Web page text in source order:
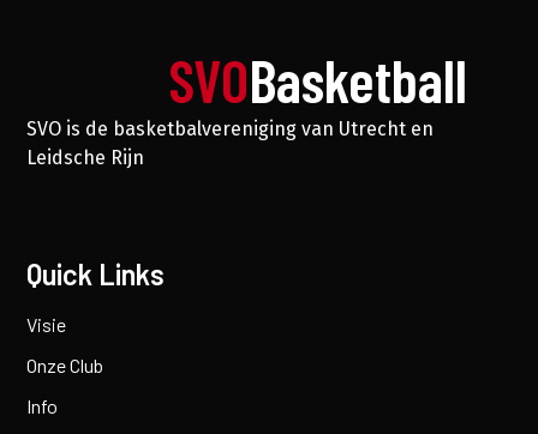
SVOBasketball
SVO is de basketbalvereniging van Utrecht en
Leidsche Rijn
Quick Links
Visie
Onze Club
Info